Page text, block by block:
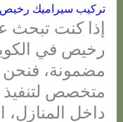
تركيب سيراميك
إذا كنت تبحث
رخيص في
مضمونة،
متخصص لتنفيذ
داخل المنازل،